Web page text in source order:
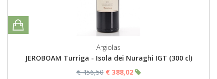
Argiolas
JEROBOAM Turriga - Isola dei Nuraghi IGT (300 cl)
€ 456,50 € 388,02